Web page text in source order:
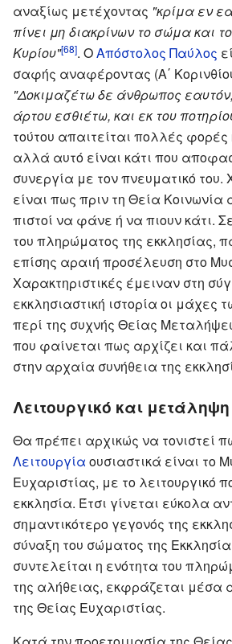
αναξίως μετέχοντας "κρίμα εν
πίνει μη διακρίνων το σώμα και
Κυρίου"[68]. ΟΑπόστολος Παύλος
σαφής αναφέροντας (Α΄
"Δοκιμαζέτω δε άνθρωπος
άρτου εσθιέτω, και εκ του
τούτου απαιτείται πολλές φορές
αλλά αυτό είναι κάτι που
συνεργία με τον πνευματικό του.
είναι πως πριν τη Θεία Κοινωνία
πιστοί να φάνε ή να πιουν κάτι.
του πληρώματος της εκκλησίας,
επίσης αραιή προσέλευση στο
Χαρακτηριστικές έμειναν στη
εκκλησιαστική ιστορία οι μάχες
περί της συχνής Θείας
που φαίνεται πως αρχίζει και
στην αρχαία συνήθεια της
Λειτουργικό και μετάληψη
Θα πρέπει αρχικώς να τονιστεί
Λειτουργία ουσιαστικά είναι το
Ευχαριστίας, με το λειτουργικό
εκκλησία. Έτσι γίνεται εύκολα
σημαντικότερο γεγονός της
σύναξη του σώματος της
συντελείται η ενότητα του
της αλήθειας, εκφράζεται μέσα
της Θείας Ευχαριστίας.